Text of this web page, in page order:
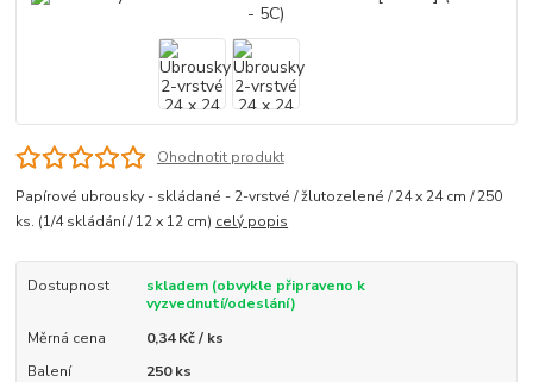
Ohodnotit produkt
Papírové ubrousky - skládané - 2-vrstvé / žlutozelené / 24 x 24 cm / 250
ks. (1/4 skládání / 12 x 12 cm) celý popis
Dostupnost
skladem (obvykle připraveno k
vyzvednutí/odeslání)
Měrná cena
0,34 Kč / ks
Balení
250 ks